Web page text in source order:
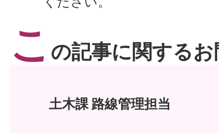
こ の記事に関する
土木課 路線管理担当